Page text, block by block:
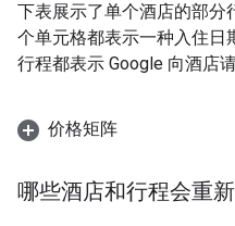
下表展示了单个酒店的部分
个单元格都表示一种入住日
行程都表示 Google 向酒店
价格矩阵
哪些酒店和行程会重